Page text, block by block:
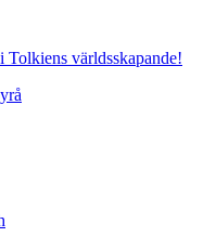
världsskapande!